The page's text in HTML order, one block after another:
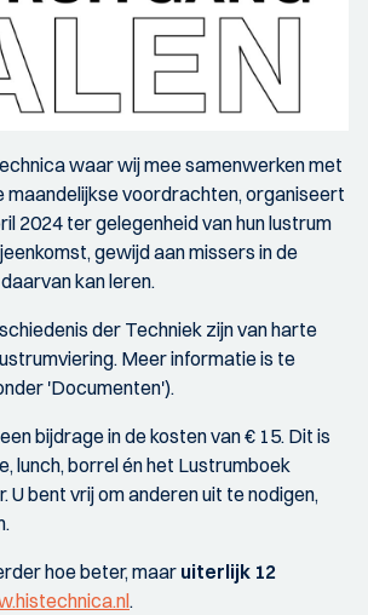
waar wij mee samenwerken met
maandelijkse voordrachten, organiseert
2024 ter gelegenheid van hun lustrum
gewijd aan missers in de
kan leren.
der Techniek zijn van harte
Meer informatie is te
'Documenten').
bijdrage in de kosten van € 15. Dit is
lunch, borrel én het Lustrumboek
U bent vrij om anderen uit te nodigen,
hoe beter, maar uiterlijk 12
.